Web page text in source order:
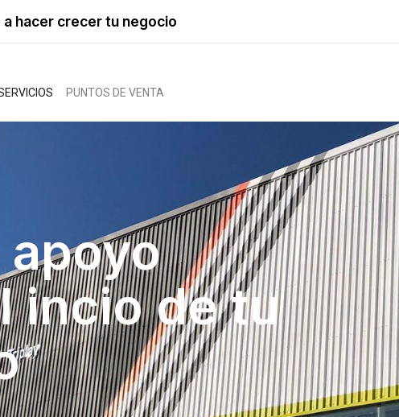
a hacer crecer tu negocio
PUNTOS DE VENTA
incio de tu